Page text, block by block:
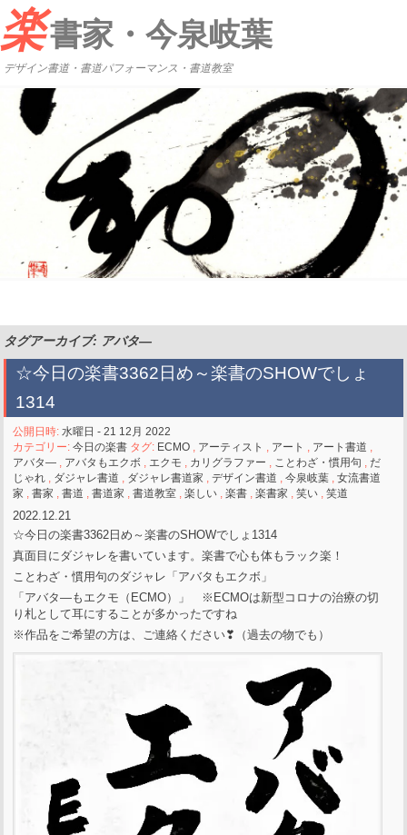
楽書家・今泉岐葉
デザイン書道・書道パフォーマンス・書道教室
タグアーカイブ: アバタ―
☆今日の楽書3362日め～楽書のSHOWでしょ
1314
公開日時:水曜日 - 21 12月 2022
カテゴリー:今日の楽書 タグ: ECMO , アーティスト , アート , アート書道 ,
アバタ― , アバタもエクボ , エクモ , カリグラファー , ことわざ・慣用句 , だ
じゃれ , ダジャレ書道 , ダジャレ書道家 ,デザイン書道 ,今泉岐葉 ,女流書道
家 ,書家 ,書道 ,書道家 ,書道教室 ,楽しい ,楽書 ,楽書家 ,笑い ,笑道
2022.12.21
☆今日の楽書3362日め～楽書のSHOWでしょ1314
真面目にダジャレを書いています。楽書で心も体もラック楽！
ことわざ・慣用句のダジャレ「アバタもエクボ」
「アバタ―もエクモ（ECMO）」 ※ECMOは新型コロナの治療の切
り札として耳にすることが多かったですね
※作品をご希望の方は、ご連絡ください❣（過去の物でも）